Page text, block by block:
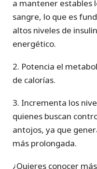
a mantener estables
sangre, lo que es
altos niveles de
energético.
2. Potencia el
de calorías.
3. Incrementa los
quienes buscan
antojos, ya que
más prolongada.
¿Quieres conocer